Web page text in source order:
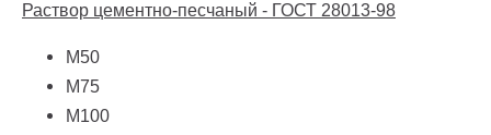
Раствор цементно-песчаный - ГОСТ 28013-98
М50
М75
М100